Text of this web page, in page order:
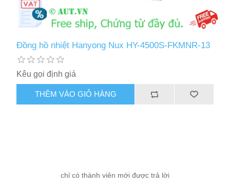
Đồng hồ nhiệt Hanyong Nux HY-4500S-FKMNR-13
Kêu gọi định giá
THÊM VÀO GIỎ HÀNG
chỉ có thành viên mới được trả lời